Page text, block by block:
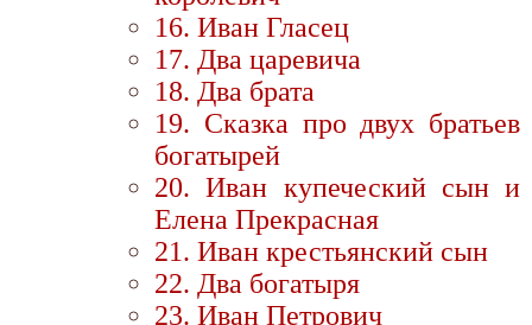
16. Иван Гласец
17. Два царевича
18. Два брата
19. Сказка про двух братьев
богатырей
20. Иван купеческий сын и
Елена Прекрасная
21. Иван крестьянский сын
22. Два богатыря
23. Иван Петрович